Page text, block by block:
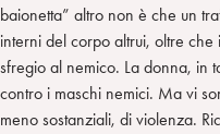
baionetta” altro non è che un
interni del corpo altrui, oltre
sfregio al nemico. La donna, in
contro i maschi nemici. Ma vi
meno sostanziali, di violenza.